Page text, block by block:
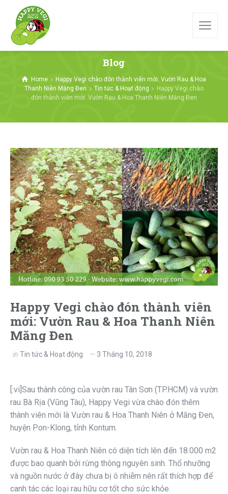
Blog
Home
Happy Vegi chào đón thành viên mới: Vườn Rau & Hoa
Thanh Niên Măng Đen
Tin tức & Hoạt động
Happy Vegi chào
đón thành viên mới: Vườn Rau & Hoa Thanh Niên Măng Đen
Happy Vegi chào đón thành viên
mới: Vườn Rau & Hoa Thanh Niên
Măng Đen
in Tin tức & Hoạt động 3 Tháng 10, 2018
[:vi]Sau thành công của vườn rau Tân Sơn (TP.HCM) và vườn
rau Bà Rịa (Vũng Tàu), Happy Vegi vừa chào đón thêm
thành viên mới là Vườn rau & Hoa Thanh Niên ở Măng Đen,
huyện Pon-Klong, tỉnh Kontum.
Vườn rau & Hoa Thanh Niên có diện tích lên đến 18.000 m2
được bao quanh bởi rừng thông nguyên sinh. Thổ nhưỡng
và nguồn nước ở đây chưa bị ô nhiễm nên rất thích hợp để
canh tác các loại rau hữu cơ tốt cho sức khỏe.